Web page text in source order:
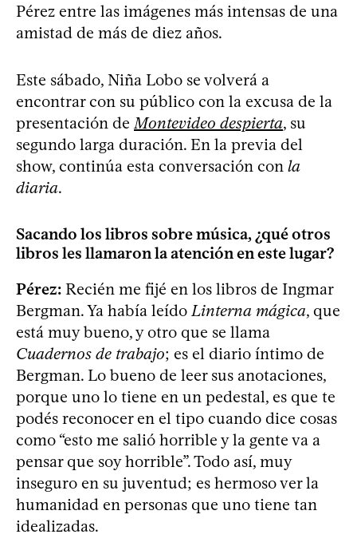
Pérez entre las imágenes más intensas de una
amistad de más de diez años.
Este sábado, Niña Lobo se volverá a
encontrar con su público con la excusa de la
presentación de Montevideo despierta, su
segundo larga duración. En la previa del
show, continúa esta conversación con la
diaria.
Sacando los libros sobre música, ¿qué otros
libros les llamaron la atención en este lugar?
Pérez: Recién me fijé en los libros de Ingmar
Bergman. Ya había leído Linterna mágica, que
está muy bueno, y otro que se llama
Cuadernos de trabajo; es el diario íntimo de
Bergman. Lo bueno de leer sus anotaciones,
porque uno lo tiene en un pedestal, es que te
podés reconocer en el tipo cuando dice cosas
como “esto me salió horrible y la gente va a
pensar que soy horrible”. Todo así, muy
inseguro en su juventud; es hermoso ver la
humanidad en personas que uno tiene tan
idealizadas.